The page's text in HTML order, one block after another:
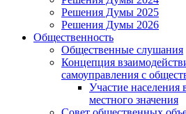
Решения Думы 2025
Решения Думы 2026
Общественность
Общественные слушания
Концепция
самоуправления с
Участие населения
местного значения